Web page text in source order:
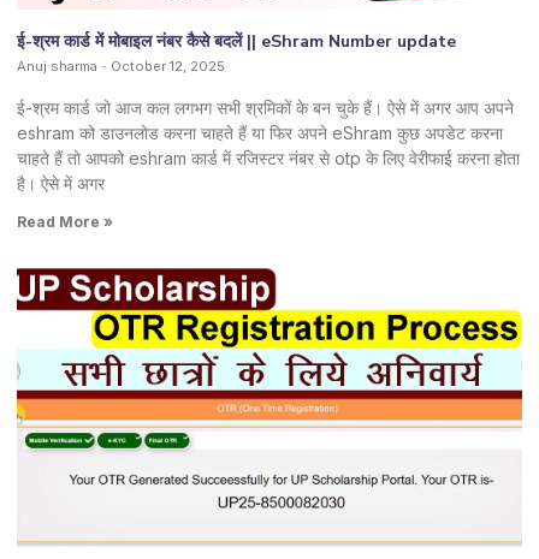
ई-श्रम कार्ड में मोबाइल नंबर कैसे बदलें || eShram Number update
Anuj sharma October 12, 2025
ई-श्रम कार्ड जो आज कल लगभग सभी श्रमिकों के बन चुके हैं। ऐसे में अगर आप अपने
eshram को डाउनलोड करना चाहते हैं या फिर अपने eShram कुछ अपडेट करना
चाहते हैं तो आपको eshram कार्ड में रजिस्टर नंबर से otp के लिए वेरीफाई करना होता
है। ऐसे में अगर
Read More »